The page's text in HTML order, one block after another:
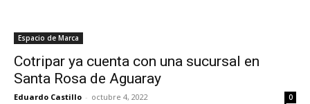
Espacio de Marca
Cotripar ya cuenta con una sucursal en
Santa Rosa de Aguaray
Eduardo Castillo - octubre 4, 2022 0